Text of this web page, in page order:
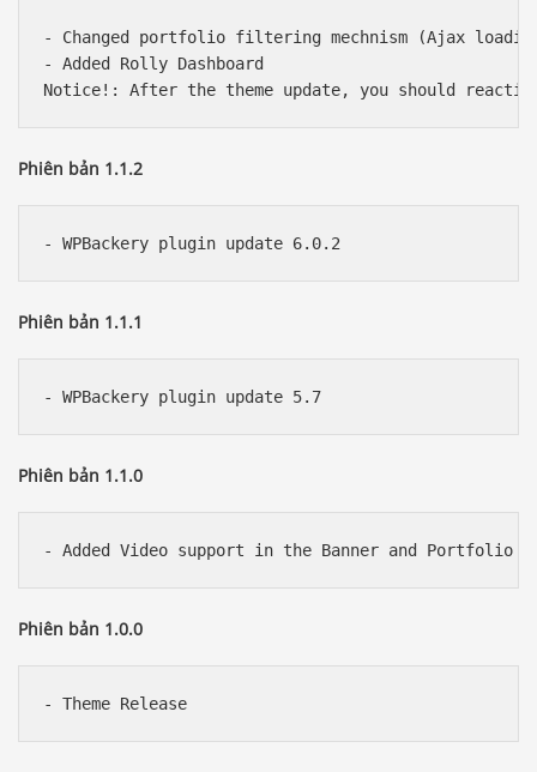
- Changed portfolio filtering mechnism (Ajax
- Added Rolly Dashboard
Phiên bản 1.1.2
Phiên bản 1.1.1
Phiên bản 1.1.0
Phiên bản 1.0.0